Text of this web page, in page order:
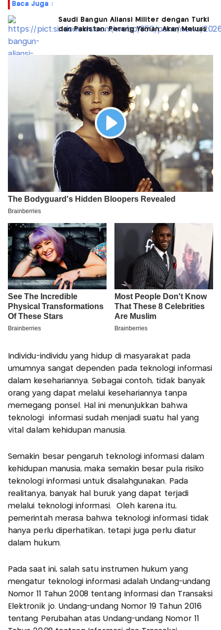
Baca Juga :
Saudi Bangun Aliansi Militer dengan Turki
dan Pakistan, Perang Yaman Akan Meluas
Individu-individu yang hidup di masyarakat pada
umumnya sangat dependen pada teknologi informasi
dalam kesehariannya. Sebagai contoh, tidak banyak
orang yang dapat melalui kesehariannya tanpa
memegang ponsel. Hal ini menunjukkan bahwa
teknologi informasi sudah menjadi suatu hal yang
vital dalam kehidupan manusia.
Semakin besar pengaruh teknologi informasi dalam
kehidupan manusia, maka semakin besar pula risiko
teknologi informasi untuk disalahgunakan. Pada
realitanya, banyak hal buruk yang dapat terjadi
melalui teknologi informasi. Oleh karena itu,
pemerintah merasa bahwa teknologi informasi tidak
hanya perlu diperhatikan, tetapi juga perlu diatur
dalam hukum.
Pada saat ini, salah satu instrumen hukum yang
mengatur teknologi informasi adalah Undang-undang
Nomor 11 Tahun 2008 tentang Informasi dan Transaksi
Elektronik jo. Undang-undang Nomor 19 Tahun 2016
tentang Perubahan atas Undang-undang Nomor 11